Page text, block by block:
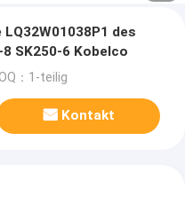
des
SK250-6 Kobelco
：1-teilig
Kontakt